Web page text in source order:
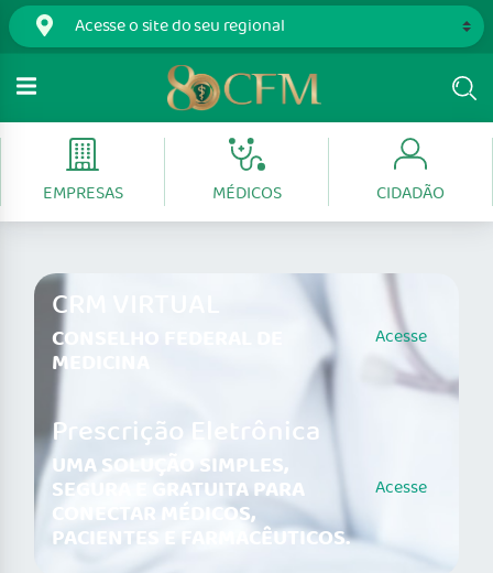
EMPRESAS MÉDICOS CIDADÃO
CRM VIRTUAL
CONSELHO FEDERAL DE
MEDICINA
Acesse
Prescrição Eletrônica
UMA SOLUÇÃO SIMPLES,
SEGURA E GRATUITA PARA
CONECTAR MÉDICOS,
PACIENTES E FARMACÊUTICOS.
Acesse